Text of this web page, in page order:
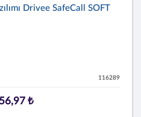
Drivee SafeCall SOFT
116289
₺